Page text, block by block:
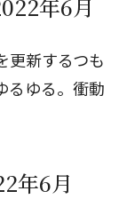
年6月
更新するつも
るゆる。衝動
年6月